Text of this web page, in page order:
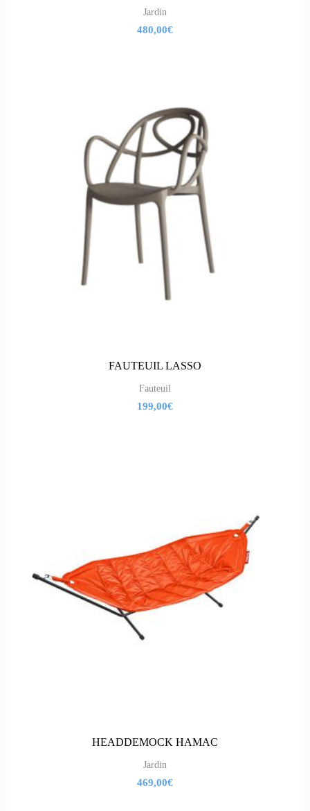
Jardin
480,00€
FAUTEUIL LASSO
Fauteuil
199,00€
HEADDEMOCK HAMAC
Jardin
469,00€